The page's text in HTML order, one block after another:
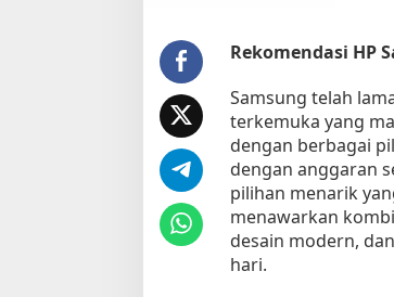
i
d
e
g
a
n
F
i
Rekomendasi HP
Samsung telah
terkemuka yang
dengan berbagai
dengan anggaran
pilihan menarik
menawarkan
desain modern,
hari.